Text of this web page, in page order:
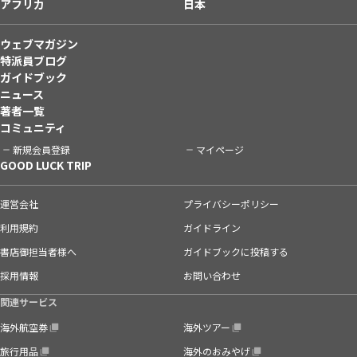
アフリカ 日本
ウェブマガジン
特派員ブログ
ガイドブック
ニュース
著者一覧
コミュニティ
新規会員登録 マイページ
GOOD LUCK TRIP
運営会社
プライバシーポリシー
利用規約
ガイドライン
書店御担当者様へ
ガイドブックに投稿する
採用情報
お問い合わせ
関連サービス
海外航空券
海外ツアー
旅行用品
海外のおみやげ